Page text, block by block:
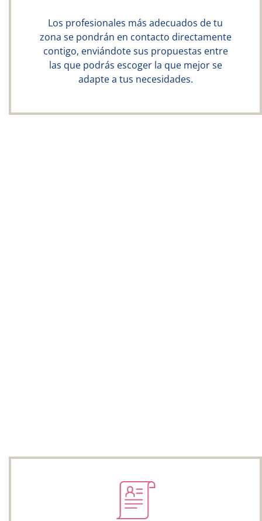
Los profesionales más adecuados de tu
zona se pondrán en contacto directamente
contigo, enviándote sus propuestas entre
las que podrás escoger la que mejor se
adapte a tus necesidades.